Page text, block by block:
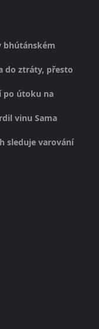
bhútánském
do ztráty, přesto
po útoku na
vinu Sama
sleduje varování